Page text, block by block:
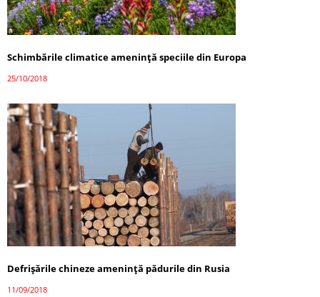
Schimbările climatice amenință speciile din Europa
25/10/2018
Defrișările chineze amenință pădurile din Rusia
11/09/2018